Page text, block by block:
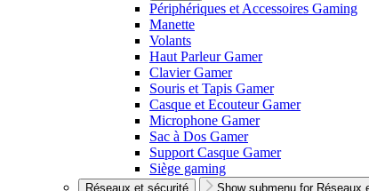
Périphériques et Accessoires Gaming
Manette
Volants
Haut Parleur Gamer
Clavier Gamer
Souris et Tapis Gamer
Casque et Ecouteur Gamer
Microphone Gamer
Sac à Dos Gamer
Support Casque Gamer
Siège gaming
Réseaux et sécurité
Show submenu for Réseaux